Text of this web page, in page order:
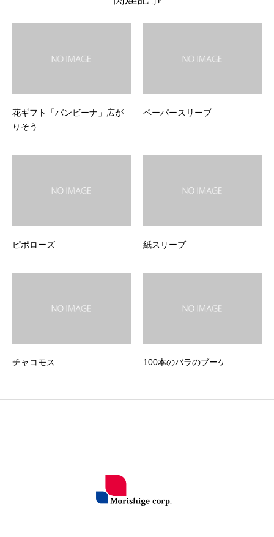
花ギフト「バンビーナ」広が
りそう
ペーパースリーブ
ピポローズ 紙スリーブ
チャコモス 100本のバラのブーケ